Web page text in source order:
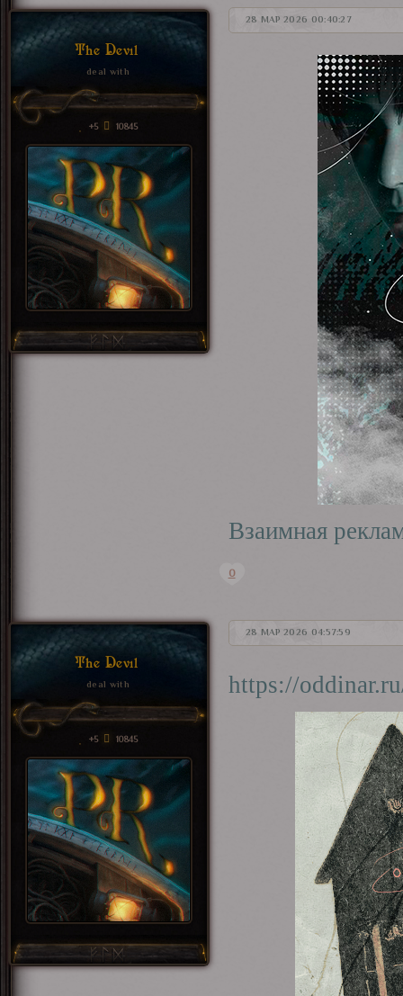
28 МАР 2026 00:40:27
The Devil
deal with
+5 10845
Взаимная
0
28 МАР 2026 04:57:59
The Devil
deal with
+5 10845
https://